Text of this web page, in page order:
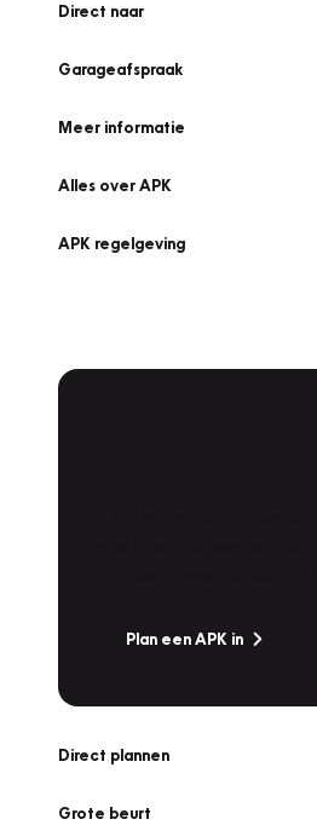
Direct naar
Garageafspraak
Meer informatie
Alles over APK
APK regelgeving
Plan een APK in
Direct plannen
Grote beurt